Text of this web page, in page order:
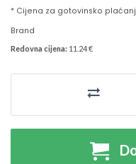
* Cijena za gotovinsko
Brand
Redovna cijena: 11.24 €